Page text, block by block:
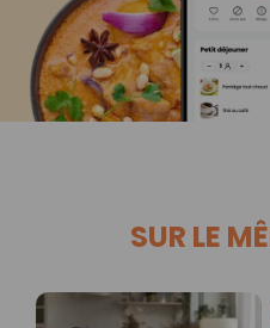
SUR LE